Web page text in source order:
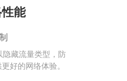
能
藏流量类型，防
好的网络体验。